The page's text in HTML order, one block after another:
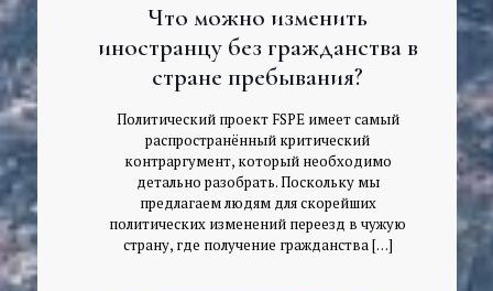
Что можно изменить
иностранцу без гражданства в
стране пребывания?
Политический проект FSPE имеет самый
распространённый критический
контраргумент, который необходимо
детально разобрать. Поскольку мы
предлагаем людям для скорейших
политических изменений переезд в чужую
страну, где получение гражданства[…]